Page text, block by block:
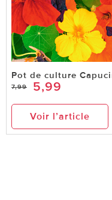
Pot de culture
7,99 5,99
Voir l’article